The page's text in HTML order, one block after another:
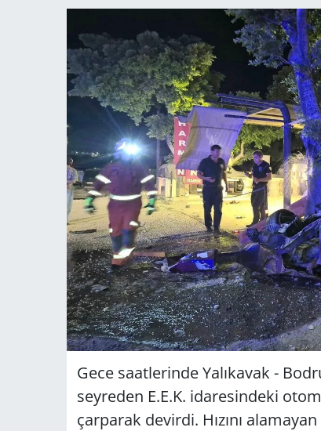
Gece saatlerinde Yalıkavak -
seyreden E.E.K. idaresindeki
çarparak devirdi. Hızını